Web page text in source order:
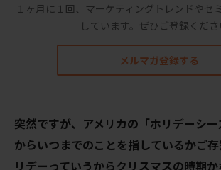
１ヶ月に１回、マーケティングトレンドやセ
しています。 ぜひご登録くださ
メルマガ登録する
突然ですが、アメリカの「ホリデーシ
からいつまでのことを指しているかご
リデーっていうからクリスマスの時期